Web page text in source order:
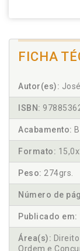
FICHA
Autor(es):
ISBN:
Acabamento:
Formato:
Peso: 274grs.
Número de
Publicado em:
Área(s):
Ordem e